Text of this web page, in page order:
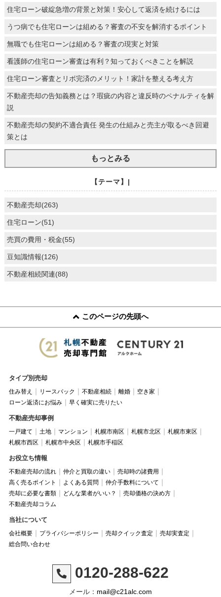
住宅ローン破綻急増の背景と対策！安心して返済を続けるには
うつ病でも住宅ローンは組める？審査の不安を解消するポイント
無職でも住宅ローンは組める？審査の現実と対策
看護師の住宅ローン審査は有利？知っておくべきことを解説
住宅ローン審査とリボ完済のメリット！家計を整える考え方
不動産売却の告知義務とは？瑕疵の内容と違反時のペナルティを解
説
不動産売却の契約不適合責任 発生の仕組みと売主が取るべき回避
策とは
もっとみる
【テーマ】|
不動産売却(263)
住宅ローン(51)
売買の費用・税金(55)
豆知識情報(126)
不動産相続関連(88)
このページの先頭へ
タイプ別売却
住み替え リースバック 不動産相続 離婚
空き家
ローン返済にお悩み
早く確実に売りたい
不動産売却事例
一戸建て 土地 マンション 札幌市南区 札幌市北区
札幌市東区
札幌市西区
札幌市中央区 札幌市手稲区
お役立ち情報
不動産売却の流れ 仲介と買取の違い
売却時の諸費用
高く売るポイント
よくある質問
仲介手数料について
売却に必要な書類
どんな業者がいい？
売却価格の決め方
不動産売却コラム
当社について
会社概要 プライバシーポリシー 売却クイック査定
売却実査定
総合問い合わせ
0120-288-622
メール： mail@c21alc.com